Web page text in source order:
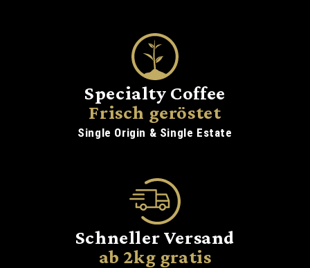
Specialty Coffee
Frisch geröstet
Single Origin & Single Estate
Schneller Versand
ab 2kg gratis